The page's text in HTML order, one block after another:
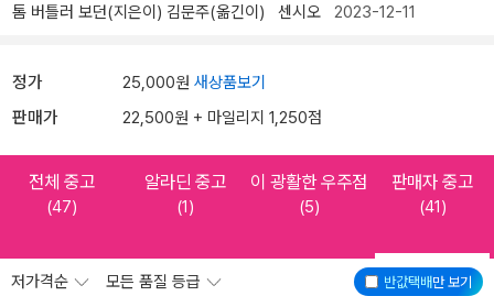
톰 버틀러 보던(지은이) 김문주(옮긴이) 센시오 2023-12-11
정가 25,000원 새상품보기
판매가 22,500원 + 마일리지 1,250점
전체 중고
(47)
알라딘 중고
(1)
이 광활한 우주점
(5)
판매자 중고
(41)
반값택배만 보기
저가격순 모든 품질 등급